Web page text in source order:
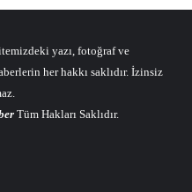
yazı, fotoğraf ve
her hakkı saklıdır. İzinsiz
Tüm Hakları Saklıdır.